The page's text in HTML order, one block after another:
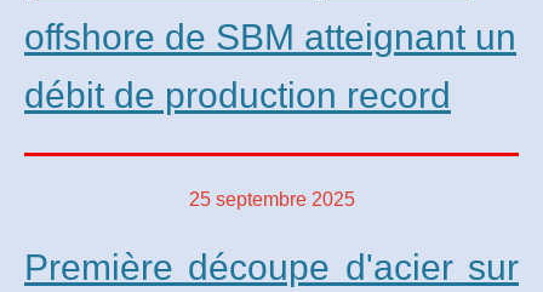
offshore de SBM atteignant un
débit de production record
25 septembre 2025
Première découpe d'acier sur